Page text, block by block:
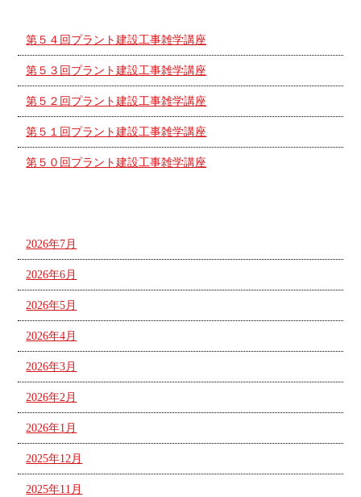
第５４回プラント建設工事雑学講座
第５３回プラント建設工事雑学講座
第５２回プラント建設工事雑学講座
第５１回プラント建設工事雑学講座
第５０回プラント建設工事雑学講座
2026年7月
2026年6月
2026年5月
2026年4月
2026年3月
2026年2月
2026年1月
2025年12月
2025年11月